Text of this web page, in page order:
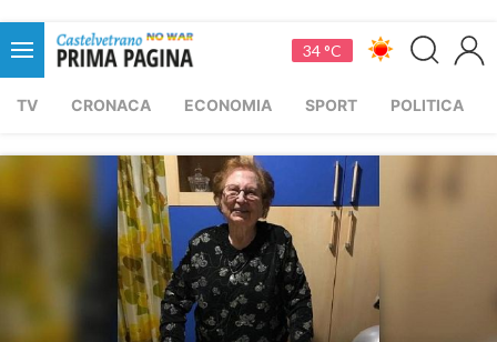
34 °C
TV CRONACA ECONOMIA SPORT POLITICA